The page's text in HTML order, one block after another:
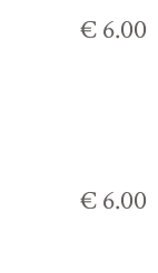
€ 6.00
€ 6.00